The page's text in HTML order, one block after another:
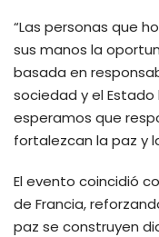
“Las personas que
sus manos la
basada en
sociedad y el
esperamos que
fortalezcan la paz y
El evento coincidió
de Francia,
paz se construyen